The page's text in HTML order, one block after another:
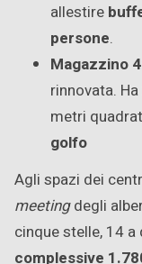
allestire
persone.
Magazzino
rinnovata.
metri
golfo
Agli spazi dei
meetingdegli
cinque stelle, 14
complessive